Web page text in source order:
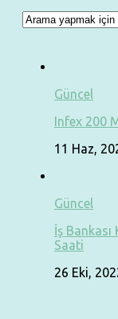
Güncel
Infex 200
11 Haz,
Güncel
İş Bankası
Saati
26 Eki,